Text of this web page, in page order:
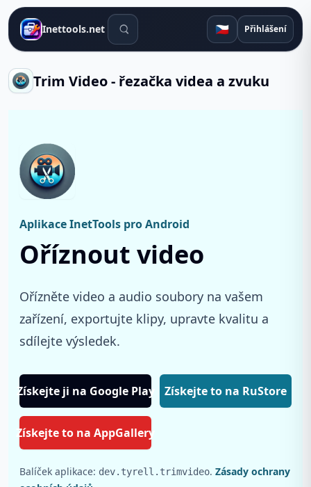
Inettools.net Vyhledávací nástroje 🇨🇿 Přihlášení
Trim Video - řezačka videa a zvuku
Aplikace InetTools pro Android
Oříznout video
Ořízněte video a audio soubory na vašem
zařízení, exportujte klipy, upravte kvalitu a
sdílejte výsledek.
Získejte ji na Google Play Získejte to na RuStore
Získejte to na AppGallery
Balíček aplikace: dev.tyrell.trimvideo. Zásady ochrany